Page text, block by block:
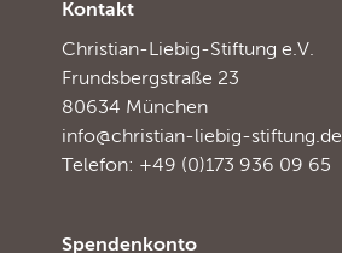
Kontakt
Christian-Liebig-Stiftung e.V.
Frundsbergstraße 23
80634 München
info@christian-liebig-stiftung.de
Telefon: +49 (0)173 936 09 65
Spendenkonto